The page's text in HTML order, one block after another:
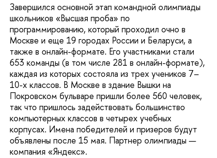
Завершился основной этап командной олимпиады
школьников «Высшая проба» по
программированию, который проходил очно в
Москве и еще 19 городах России и Беларуси, а
также в онлайн-формате. Его участниками стали
653 команды (в том числе 281 в онлайн-формате),
каждая из которых состояла из трех учеников 7–
10-х классов. В Москве в здание Вышки на
Покровском бульваре пришли более 560 человек,
так что пришлось задействовать большинство
компьютерных классов в четырех учебных
корпусах. Имена победителей и призеров будут
объявлены после 15 мая. Партнер олимпиады —
компания «Яндекс».